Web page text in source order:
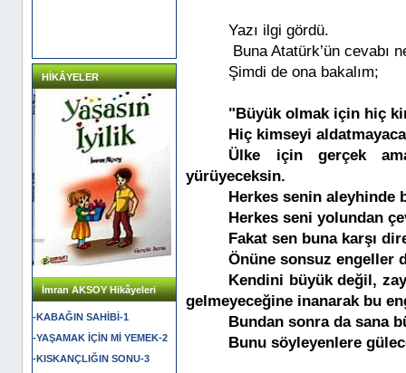
HİKÂYELER
İmran AKSOY Hikâyeleri
-KABAĞIN SAHİBİ-1
-YAŞAMAK İÇİN Mİ YEMEK-2
-KISKANÇLIĞIN SONU-3
Yazı ilgi gördü.
Buna Atatürk’ün cevabı
Şimdi de ona bakalım;
"Büyük olmak için hiç
Hiç kimseyi
Ülke için gerçek
yürüyeceksin.
Herkes senin aleyhinde
Herkes seni yolundan
Fakat sen buna karşı
Önüne sonsuz engeller
Kendini büyük değil,
gelmeyeceğine inanarak bu
Bundan sonra da sana
Bunu söyleyenlere